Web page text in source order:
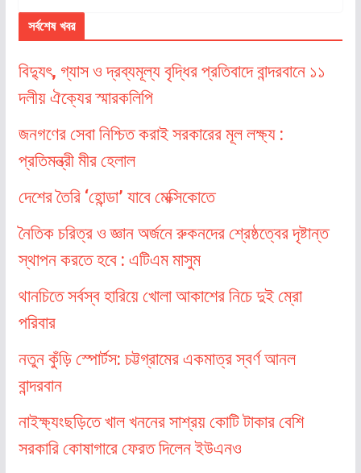
সর্বশেষ খবর
বিদ্যুৎ, গ্যাস ও দ্রব্যমূল্য বৃদ্ধির প্রতিবাদে বান্দরবানে ১১
দলীয় ঐক্যের স্মারকলিপি
জনগণের সেবা নিশ্চিত করাই সরকারের মূল লক্ষ্য :
প্রতিমন্ত্রী মীর হেলাল
দেশের তৈরি ‘হোন্ডা’ যাবে মেক্সিকোতে
নৈতিক চরিত্র ও জ্ঞান অর্জনে রুকনদের শ্রেষ্ঠত্বের দৃষ্টান্ত
স্থাপন করতে হবে : এটিএম মাসুম
থানচিতে সর্বস্ব হারিয়ে খোলা আকাশের নিচে দুই ম্রো
পরিবার
নতুন কুঁড়ি স্পোর্টস: চট্টগ্রামের একমাত্র স্বর্ণ আনল
বান্দরবান
নাইক্ষ্যংছড়িতে খাল খননের সাশ্রয় কোটি টাকার বেশি
সরকারি কোষাগারে ফেরত দিলেন ইউএনও